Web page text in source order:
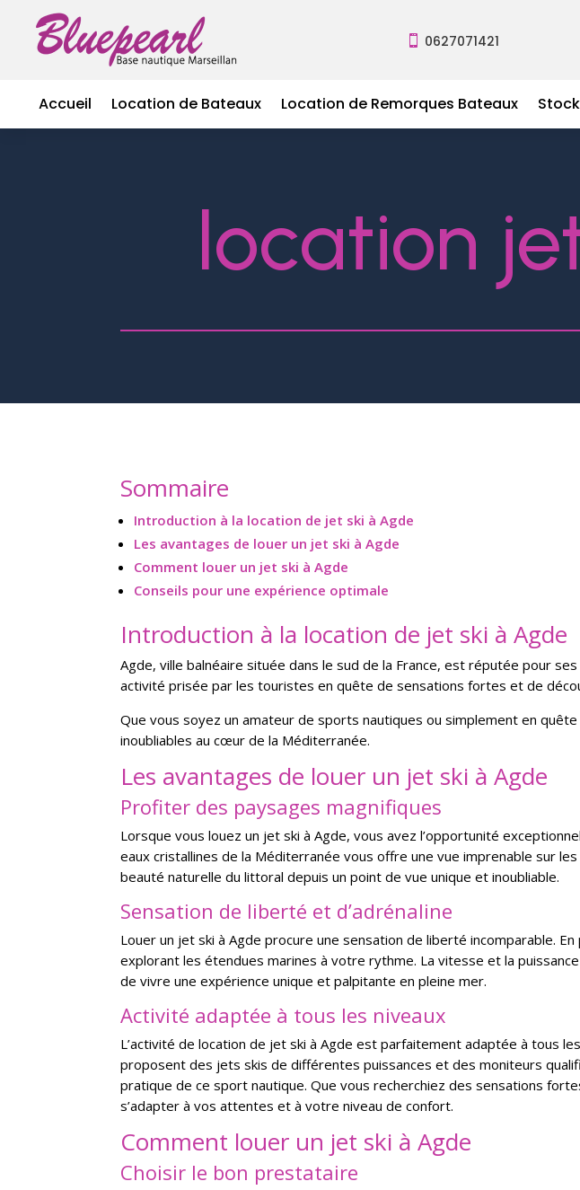
 0627071421
Accueil Location de Bateaux Location de Remorques Bateaux
location
Sommaire
Introduction à la location de jet ski à Agde
Les avantages de louer un jet ski à Agde
Comment louer un jet ski à Agde
Conseils pour une expérience optimale
Introduction à la location de jet ski à Agde
Agde, ville balnéaire située dans le sud de la France, est réputée pour
activité prisée par les touristes en quête de sensations fortes et de
Que vous soyez un amateur de sports nautiques ou simplement en
inoubliables au cœur de la Méditerranée.
Les avantages de louer un jet ski à Agde
Profiter des paysages magnifiques
Lorsque vous louez un jet ski à Agde, vous avez l’opportunité
eaux cristallines de la Méditerranée vous offre une vue imprenable sur
beauté naturelle du littoral depuis un point de vue unique et inoubliable.
Sensation de liberté et d’adrénaline
Louer un jet ski à Agde procure une sensation de liberté incomparable.
explorant les étendues marines à votre rythme. La vitesse et la
de vivre une expérience unique et palpitante en pleine mer.
Activité adaptée à tous les niveaux
L’activité de location de jet ski à Agde est parfaitement adaptée à tous
proposent des jets skis de différentes puissances et des moniteurs
pratique de ce sport nautique. Que vous recherchiez des sensations
s’adapter à vos attentes et à votre niveau de confort.
Comment louer un jet ski à Agde
Choisir le bon prestataire